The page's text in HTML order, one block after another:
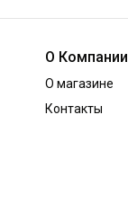
О Компании
О магазине
Контакты